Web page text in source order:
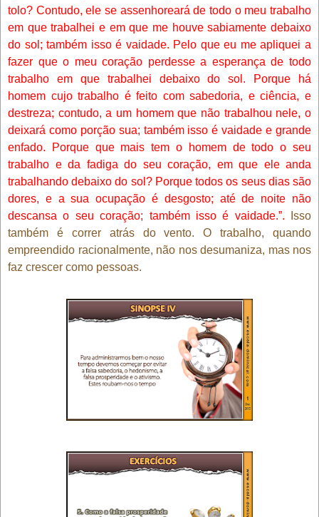
tolo? Contudo, ele se assenhoreará de todo o meu trabalho
em que trabalhei e em que me houve sabiamente debaixo
do sol; também isso é vaidade. Pelo que eu me apliquei a
fazer que o meu coração perdesse a esperança de todo
trabalho em que trabalhei debaixo do sol. Porque há
homem cujo trabalho é feito com sabedoria, e ciência, e
destreza; contudo, a um homem que não trabalhou nele, o
deixará como porção sua; também isso é vaidade e grande
enfado. Porque que mais tem o homem de todo o seu
trabalho e da fadiga do seu coração, em que ele anda
trabalhando debaixo do sol? Porque todos os seus dias são
dores, e a sua ocupação é desgosto; até de noite não
descansa o seu coração; também isso é vaidade.”.
Isso
também é correr atrás do vento. O trabalho, quando
empreendido racionalmente, não nos desumaniza, mas nos
faz crescer como pessoas.